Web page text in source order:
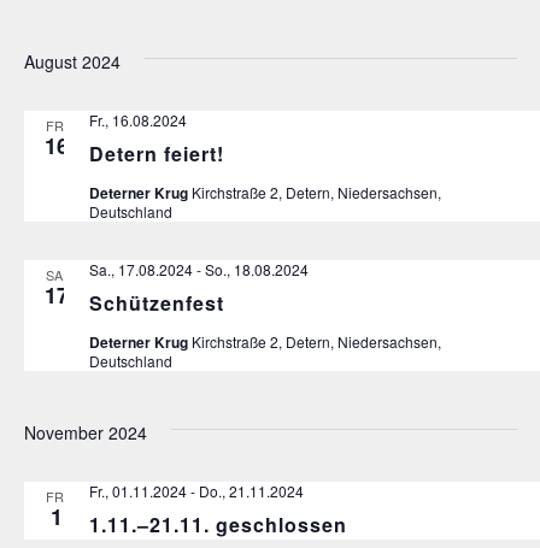
August 2024
FR.
16 Detern feiert!
Fr., 16.08.2024
Deterner Krug Kirchstraße 2, Detern, Niedersachsen,
Deutschland
SA.
17 Schützenfest
Sa., 17.08.2024-So., 18.08.2024
Deterner Krug Kirchstraße 2, Detern, Niedersachsen,
Deutschland
November 2024
FR.
1 1.11.–21.11. geschlossen
Fr., 01.11.2024- Do., 21.11.2024